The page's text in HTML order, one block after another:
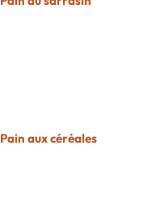
Pain aux céréales